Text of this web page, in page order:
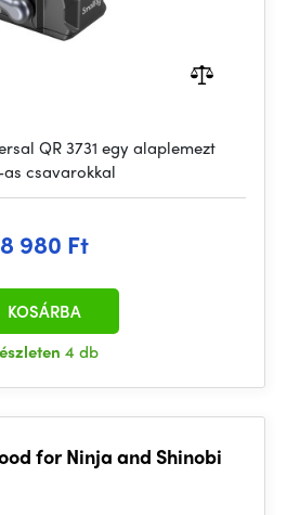
QR 3731 egy alaplemezt
csavarokkal
8 980 Ft
4 db
KOSÁRBA
for Ninja and Shinobi